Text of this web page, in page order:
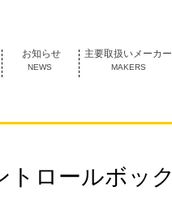
NEWS MAKERS
お知らせ 主要取扱いメーカー
トロールボック